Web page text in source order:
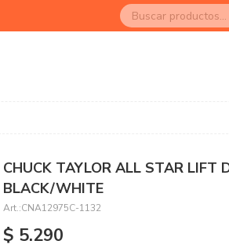
CHUCK TAYLOR ALL STAR LIFT
BLACK/WHITE
CNA12975C-1132
$ 5.290